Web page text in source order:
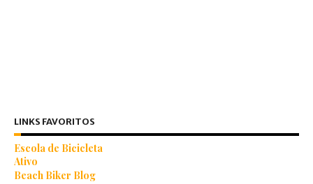
LINKS FAVORITOS
Escola de Bicicleta
Ativo
Beach Biker Blog